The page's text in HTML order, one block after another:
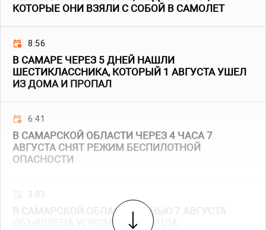
КОТОРЫЕ ОНИ ВЗЯЛИ С СОБОЙ В САМОЛЕТ
8:56
В САМАРЕ ЧЕРЕЗ 5 ДНЕЙ НАШЛИ
ШЕСТИКЛАССНИКА, КОТОРЫЙ 1 АВГУСТА УШЕЛ
ИЗ ДОМА И ПРОПАЛ
6:41
В САМАРСКОЙ ОБЛАСТИ ЧЕРЕЗ 4 ЧАСА 7
АВГУСТА СНЯТ РЕЖИМ БЕСПИЛОТНОЙ
ОПАСНОСТИ
3:03
В САМАРСКОЙ ОБЛАСТИ НОЧЬЮ 7 АВГУСТА
ОБЪЯВЛЕНА УГРОЗА АТАКИ БПЛА